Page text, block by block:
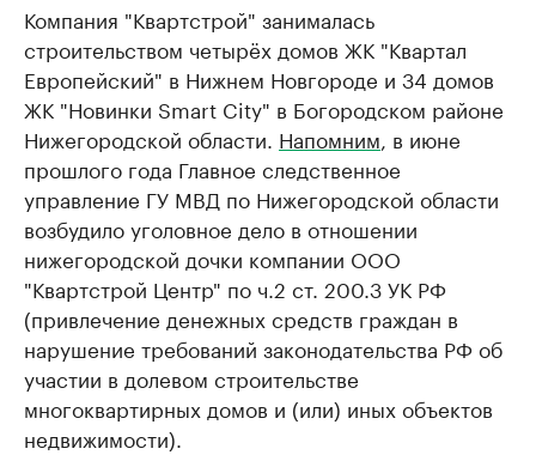
Компания "Квартстрой" занималась
строительством четырёх домов ЖК "Квартал
Европейский" в Нижнем Новгороде и 34 домов
ЖК "Новинки Smart City" в Богородском районе
Нижегородской области. Напомним , в июне
прошлого года Главное следственное
управление ГУ МВД по Нижегородской области
возбудило уголовное дело в отношении
нижегородской дочки компании ООО
"Квартстрой Центр"​ по ч.2 ст. 200.3 УК РФ
(привлечение денежных средств граждан в
нарушение требований законодательства РФ об
участии в долевом строительстве
многоквартирных домов и (или) иных объектов
недвижимости).